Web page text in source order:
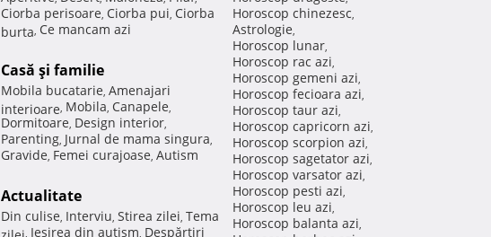
Ciorba perisoare, Ciorba pui, Ciorba
burta, Ce mancam azi
Casă şi familie
Mobila bucatarie, Amenajari
interioare, Mobila, Canapele,
Dormitoare, Design interior,
Parenting, Jurnal de mama singura,
Gravide, Femei curajoase, Autism
Actualitate
Din culise, Interviu, Stirea zilei, Tema
zilei, Iesirea din autism, Despărţiri
Horoscop chinezesc,
Astrologie,
Horoscop lunar,
Horoscop rac azi,
Horoscop gemeni azi,
Horoscop fecioara azi,
Horoscop taur azi,
Horoscop capricorn azi,
Horoscop scorpion azi,
Horoscop sagetator azi,
Horoscop varsator azi,
Horoscop pesti azi,
Horoscop leu azi,
Horoscop balanta azi,